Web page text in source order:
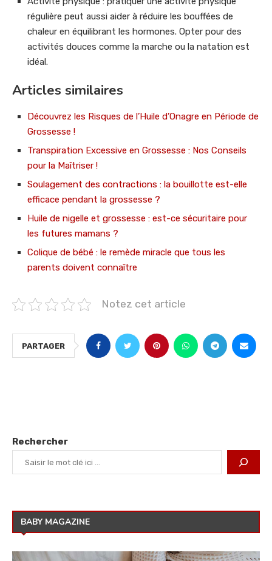
régulière peut aussi aider à réduire les bouffées de
chaleur en équilibrant les hormones. Opter pour des
activités douces comme la marche ou la natation est
idéal.
Articles similaires
Découvrez les Risques de l’Huile d’Onagre en Période de
Grossesse !
Transpiration Excessive en Grossesse : Nos Conseils
pour la Maîtriser !
Soulagement des contractions : la bouillotte est-elle
efficace pendant la grossesse ?
Huile de nigelle et grossesse : est-ce sécuritaire pour
les futures mamans ?
Colique de bébé : le remède miracle que tous les
parents doivent connaître
Notez cet article
PARTAGER
Rechercher
BABY MAGAZINE